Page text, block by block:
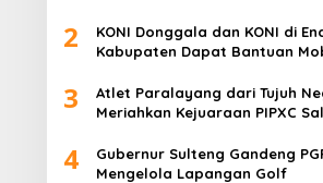
Olahraga Pelajar
2
KONI Donggala dan KONI di
Kabupaten Dapat Bantuan
3
Atlet Paralayang dari Tujuh
Meriahkan Kejuaraan PIPXC
4
Gubernur Sulteng Gandeng
Mengelola Lapangan Golf